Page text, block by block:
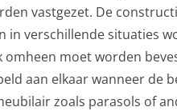
vastgezet. De
in verschillende situaties
omheen moet worden
aan elkaar wanneer
zoals parasols of